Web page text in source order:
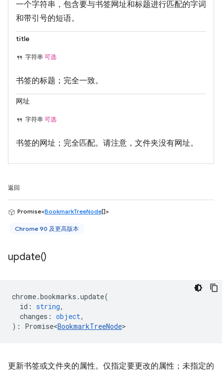
一个字符串，包含要与书签网址和标题进行匹配的字词
和带引号的短语。
title
字符串 可选
书签的标题；完全一致。
网址
字符串 可选
书签的网址；完全匹配。请注意，文件夹没有网址。
返回
Promise<BookmarkTreeNode[]>
Chrome 90 及更高版本
update()
chrome.bookmarks .update(
id : string,
changes : object,
) : Promise<BookmarkTreeNode>
更新书签或文件夹的属性。仅指定要更改的属性；未指定的